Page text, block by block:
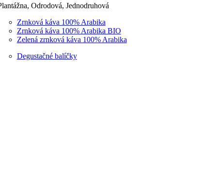
Odrodová, Jednodruhová
Zrnková káva 100% Arabika
Zrnková káva 100% Arabika BIO
Zelená zrnková káva 100% Arabika
Degustačné balíčky